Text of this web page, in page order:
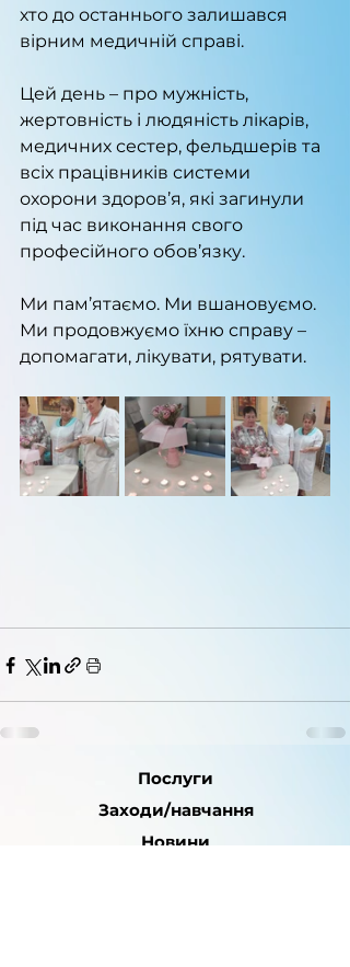
хто до останнього залишався
вірним медичній справі.
Цей день – про мужність,
жертовність і людяність лікарів,
медичних сестер, фельдшерів та
всіх працівників системи
охорони здоров’я, які загинули
під час виконання свого
професійного обов’язку.
Ми пам’ятаємо. Ми вшановуємо.
Ми продовжуємо їхню справу –
допомагати, лікувати, рятувати.
Послуги
Заходи/навчання
Новини